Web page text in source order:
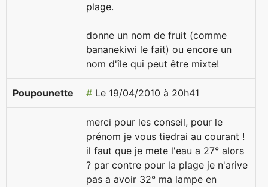
plage.
donne un nom de fruit (comme
bananekiwi le fait) ou encore un
nom d'île qui peut être mixte!
Poupounette # Le 19/04/2010 à 20h41
merci pour les conseil, pour le
prénom je vous tiedrai au courant !
il faut que je mete l'eau a 27° alors
? par contre pour la plage je n'arive
pas a avoir 32° ma lampe en